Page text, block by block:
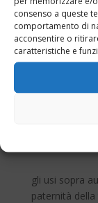
consenso a queste
comportamento di
acconsentire o
caratteristiche e
da parte
Artemio
Libera in
qualsiasi
abusivo da
gli usi sopra
paternità della